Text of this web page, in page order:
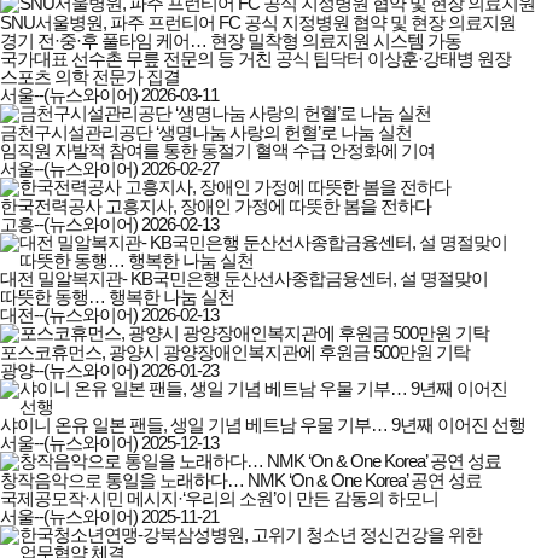
SNU서울병원, 파주 프런티어 FC 공식 지정병원 협약 및 현장 의료지원
경기 전·중·후 풀타임 케어… 현장 밀착형 의료지원 시스템 가동
국가대표 선수촌 무릎 전문의 등 거친 공식 팀닥터 이상훈·강태병 원장
스포츠 의학 전문가 집결
서울--(뉴스와이어) 2026-03-11
금천구시설관리공단 ‘생명나눔 사랑의 헌혈’로 나눔 실천
임직원 자발적 참여를 통한 동절기 혈액 수급 안정화에 기여
서울--(뉴스와이어) 2026-02-27
한국전력공사 고흥지사, 장애인 가정에 따뜻한 봄을 전하다
고흥--(뉴스와이어) 2026-02-13
대전 밀알복지관- KB국민은행 둔산선사종합금융센터, 설 명절맞이
따뜻한 동행… 행복한 나눔 실천
대전--(뉴스와이어) 2026-02-13
포스코휴먼스, 광양시 광양장애인복지관에 후원금 500만원 기탁
광양--(뉴스와이어) 2026-01-23
샤이니 온유 일본 팬들, 생일 기념 베트남 우물 기부… 9년째 이어진 선행
서울--(뉴스와이어) 2025-12-13
창작음악으로 통일을 노래하다… NMK ‘On & One Korea’ 공연 성료
국제공모작·시민 메시지·‘우리의 소원’이 만든 감동의 하모니
서울--(뉴스와이어) 2025-11-21